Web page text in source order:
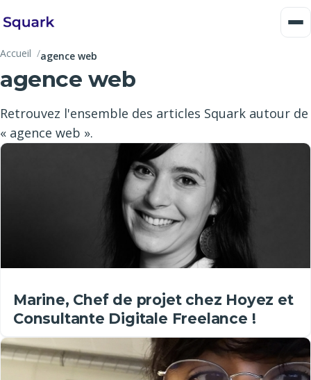
Accueil agence web
agence web
Retrouvez l'ensemble des articles Squark autour de
« agence web ».
Marine, Chef de projet chez Hoyez et
Consultante Digitale Freelance !